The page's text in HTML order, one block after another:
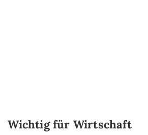
Wichtig für Wirtschaft